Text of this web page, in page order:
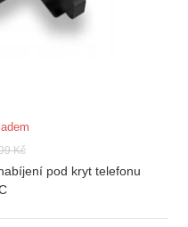
Kč
pod kryt telefonu